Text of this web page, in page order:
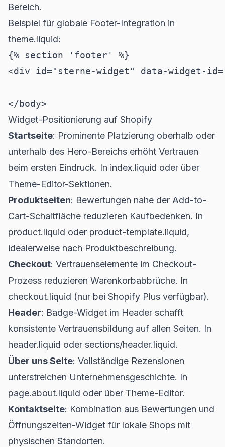
Bereich.
Beispiel für globale Footer-Integration in
theme.liquid:
{% section 'footer' %}
<div id="sterne-widget" data-widget-
Widget-Positionierung auf Shopify
Startseite: Prominente Platzierung oberhalb oder
unterhalb des Hero-Bereichs erhöht Vertrauen
beim ersten Eindruck. In index.liquid oder über
Theme-Editor-Sektionen.
Produktseiten: Bewertungen nahe der Add-to-
Cart-Schaltfläche reduzieren Kaufbedenken. In
product.liquid oder product-template.liquid,
idealerweise nach Produktbeschreibung.
Checkout: Vertrauenselemente im Checkout-
Prozess reduzieren Warenkorbabbrüche. In
checkout.liquid (nur bei Shopify Plus verfügbar).
Header: Badge-Widget im Header schafft
konsistente Vertrauensbildung auf allen Seiten. In
header.liquid oder sections/header.liquid.
Über uns Seite: Vollständige Rezensionen
unterstreichen Unternehmensgeschichte. In
page.about.liquid oder über Theme-Editor.
Kontaktseite: Kombination aus Bewertungen und
Öffnungszeiten-Widget für lokale Shops mit
physischen Standorten.